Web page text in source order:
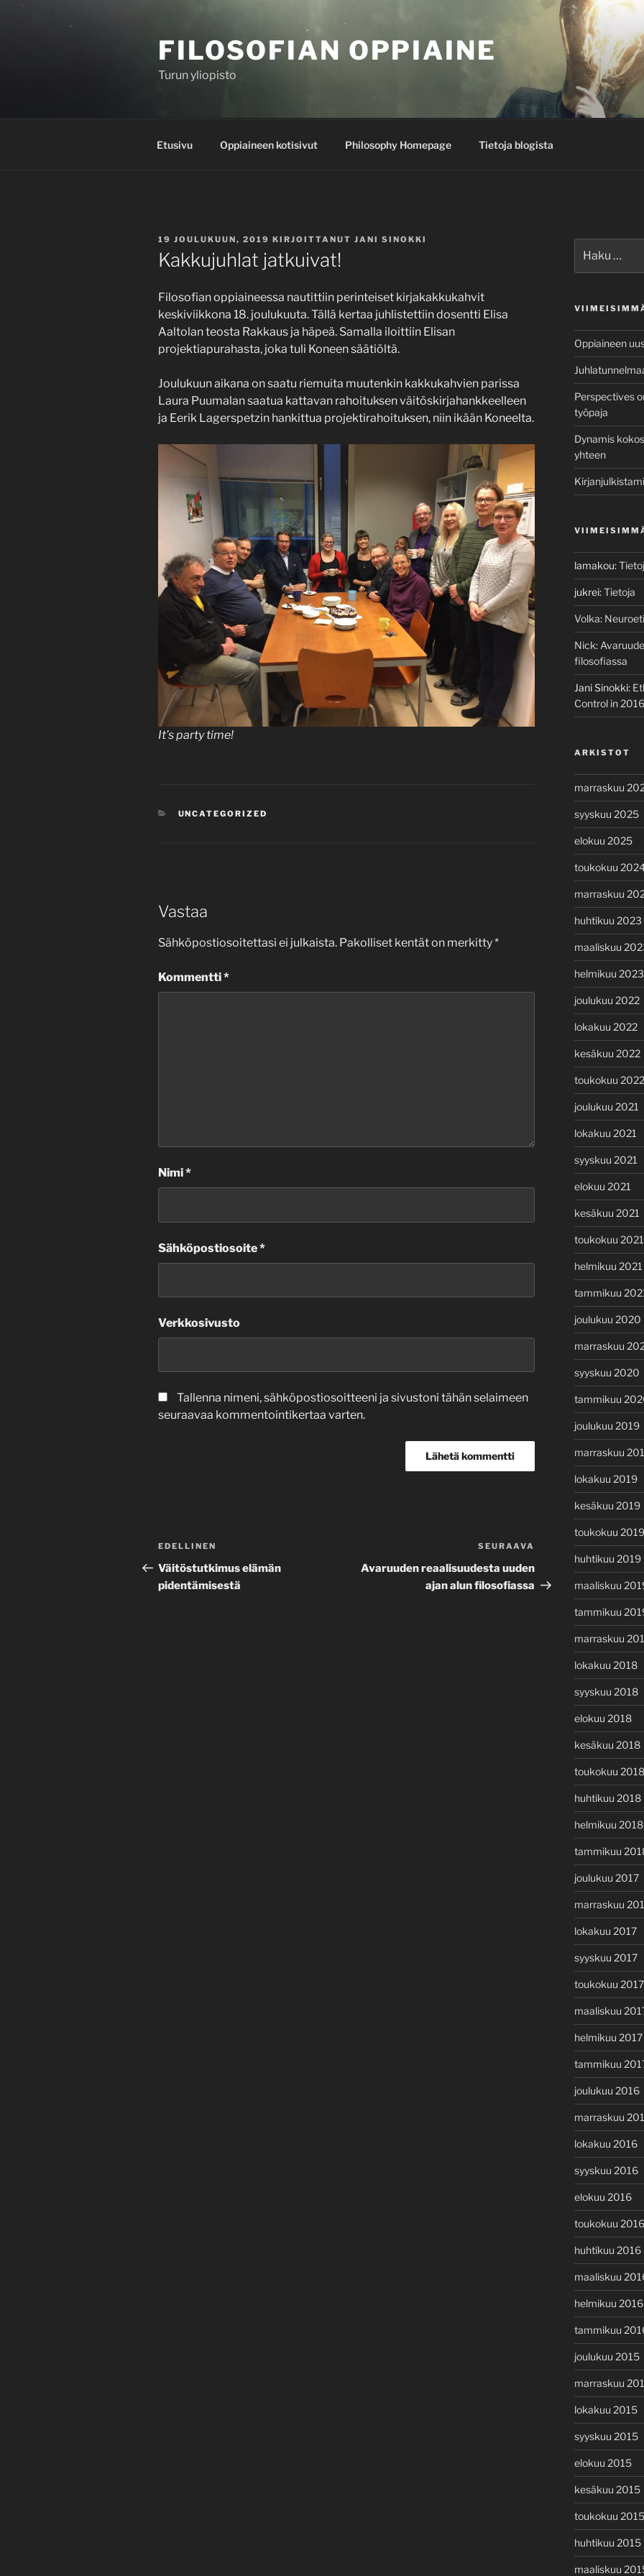
FILOSOFIAN OPPIAINE
Turun yliopisto
Etusivu Oppiaineen kotisivut Philosophy Homepage Tietoja blogista
JULKAISTU
19 JOULUKUUN, 2019 KIRJOITTANUT JANI SINOKKI
Kakkujuhlat jatkuivat!
Filosofian oppiaineessa nautittiin perinteiset kirjakakkukahvit
keskiviikkona 18. joulukuuta. Tällä kertaa juhlistettiin dosentti Elisa
Aaltolan teosta Rakkaus ja häpeä. Samalla iloittiin Elisan
projektiapurahasta, joka tuli Koneen säätiöltä.
Joulukuun aikana on saatu riemuita muutenkin kakkukahvien parissa
Laura Puumalan saatua kattavan rahoituksen väitöskirjahankkeelleen
ja Eerik Lagerspetzin hankittua projektirahoituksen, niin ikään Koneelta.
It’s party time!
KATEGORIAT
UNCATEGORIZED
Vastaa
Sähköpostiosoitettasi ei julkaista. Pakolliset kentät on merkitty*
Kommentti*
Nimi*
Sähköpostiosoite*
Verkkosivusto
Tallenna nimeni, sähköpostiosoitteeni ja sivustoni tähän selaimeen
seuraavaa kommentointikertaa varten.
Artikkelien
selaus
Edellinen
artikkeli
EDELLINEN
Väitöstutkimus elämän
pidentämisestä
Seuraava
artikkeli
SEURAAVA
Avaruuden reaalisuudesta uuden
ajan alun filosofiassa
Oppiaineen
Perspectives
työpaja
Dynamis
yhteen
lamakou:
jukrei:Tietoja
Volka:
Nick:
filosofiassa
Jani Sinokki:
Control in 2016
ARKISTOT
marraskuu
syyskuu 2025
elokuu 2025
toukokuu
marraskuu
huhtikuu 2023
maaliskuu
helmikuu 2023
joulukuu 2022
lokakuu 2022
kesäkuu 2022
toukokuu 2022
joulukuu 2021
lokakuu 2021
syyskuu 2021
elokuu 2021
kesäkuu 2021
toukokuu 2021
helmikuu 2021
tammikuu
joulukuu 2020
marraskuu
syyskuu 2020
tammikuu
joulukuu 2019
marraskuu
lokakuu 2019
kesäkuu 2019
toukokuu 2019
huhtikuu 2019
maaliskuu
tammikuu
marraskuu
lokakuu 2018
syyskuu 2018
elokuu 2018
kesäkuu 2018
toukokuu 2018
huhtikuu 2018
helmikuu 2018
tammikuu
joulukuu 2017
marraskuu
lokakuu 2017
syyskuu 2017
toukokuu 2017
maaliskuu
helmikuu 2017
tammikuu
joulukuu 2016
marraskuu
lokakuu 2016
syyskuu 2016
elokuu 2016
toukokuu 2016
huhtikuu 2016
maaliskuu
helmikuu 2016
tammikuu
joulukuu 2015
marraskuu
lokakuu 2015
syyskuu 2015
elokuu 2015
kesäkuu 2015
toukokuu 2015
huhtikuu 2015
maaliskuu